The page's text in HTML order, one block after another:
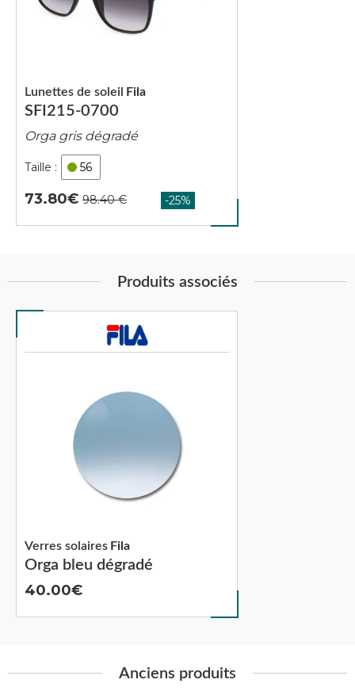
SFI215-0700
Lunettes de soleil Fila
Orga gris dégradé
56
73.80
Produits associés
Orga bleu dégradé
Verres solaires Fila
40.00
Anciens produits